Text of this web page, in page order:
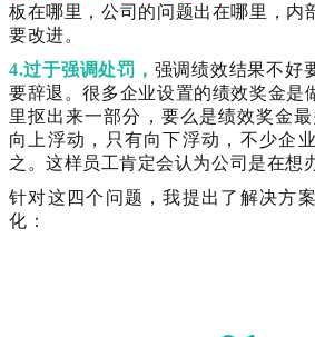
板在哪里，公司的问题出在哪里，内
要改进。
4.过于强调处罚， 强调绩效结果不好
要辞退。很多企业设置的绩效奖金是
里抠出来一部分，要么是绩效奖金
向上浮动，只有向下浮动，不少企
之。这样员工肯定会认为公司是在想
针对这四个问题，我提出了解决方
化：